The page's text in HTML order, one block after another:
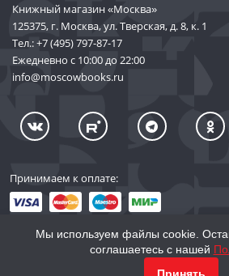
Книжный магазин «Москва»
125375, г. Москва, ул. Тверская, д. 8, к. 1
Тел.:+7 (495) 797-87-17
Ежедневно с 10:00 до 22:00
info@moscowbooks.ru
Принимаем к оплате:
© 2002–2026 «Торговый Дом Книги
Мы используем файлы cookie.
соглашаетесь с нашей